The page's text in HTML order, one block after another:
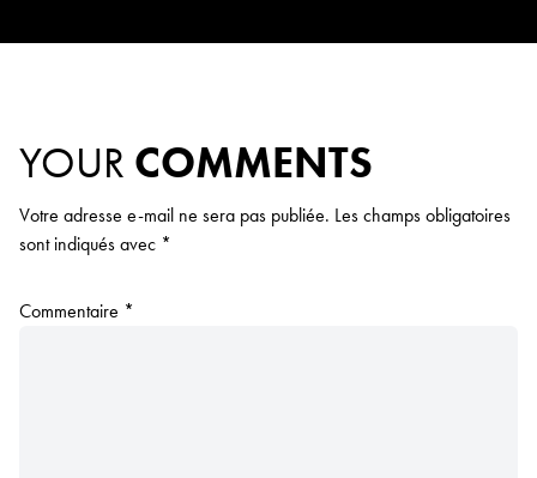
YOUR COMMENTS
Votre adresse e-mail ne sera pas publiée. Les champs obligatoires
sont indiqués avec *
Commentaire *